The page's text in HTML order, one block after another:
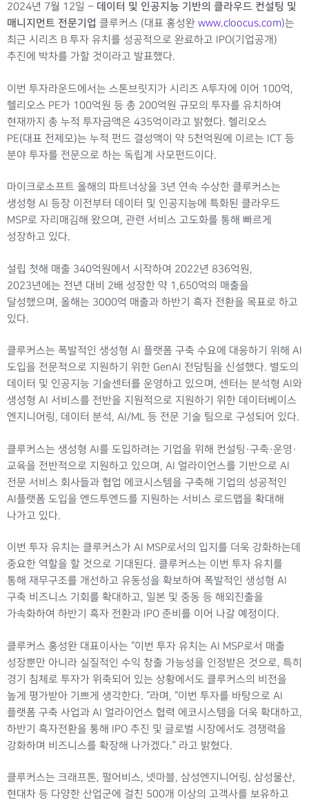
2024년 7월 12일 – 데이터 및 인공지능 기반의 클라우드 컨설팅 및
매니지먼트 전문기업 클루커스 (대표 홍성완 www.cloocus.com)는
최근 시리즈 B 투자 유치를 성공적으로 완료하고 IPO(기업공개)
추진에 박차를 가할 것이라고 발표했다.
이번 투자라운드에서는 스톤브릿지가 시리즈 A투자에 이어 100억,
헬리오스 PE가 100억원 등 총 200억원 규모의 투자를 유치하여
현재까지 총 누적 투자금액은 435억이라고 밝혔다. 헬리오스
PE(대표 전제모)는 누적 펀드 결성액이 약 5천억원에 이르는 ICT 등
분야 투자를 전문으로 하는 독립계 사모펀드이다.
마이크로소프트 올해의 파트너상을 3년 연속 수상한 클루커스는
생성형 AI 등장 이전부터 데이터 및 인공지능에 특화된 클라우드
MSP로 자리매김해 왔으며, 관련 서비스 고도화를 통해 빠르게
성장하고 있다.
설립 첫해 매출 340억원에서 시작하여 2022년 836억원,
2023년에는 전년 대비 2배 성장한 약 1,650억의 매출을
달성했으며, 올해는 3000억 매출과 하반기 흑자 전환을 목표로 하고
있다.
클루커스는 폭발적인 생성형 AI 플랫폼 구축 수요에 대응하기 위해 AI
도입을 전문적으로 지원하기 위한 GenAI 전담팀을 신설했다. 별도의
데이터 및 인공지능 기술센터를 운영하고 있으며, 센터는 분석형 AI와
생성형 AI 서비스를 전반을 지원적으로 지원하기 위한 데이터베이스
엔지니어링, 데이터 분석, AI/ML 등 전문 기술 팀으로 구성되어 있다.
클루커스는 생성형 AI를 도입하려는 기업을 위해 컨설팅·구축·운영·
교육을 전반적으로 지원하고 있으며, AI 얼라이언스를 기반으로 AI
전문 서비스 회사들과 협업 에코시스템을 구축해 기업의 성공적인
AI플랫폼 도입을 엔드투엔드를 지원하는 서비스 로드맵을 확대해
나가고 있다.
이번 투자 유치는 클루커스가 AI MSP로서의 입지를 더욱 강화하는데
중요한 역할을 할 것으로 기대된다. 클루커스는 이번 투자 유치를
통해 재무구조를 개선하고 유동성을 확보하여 폭발적인 생성형 AI
구축 비즈니스 기회를 확대하고, 일본 및 중동 등 해외진출을
가속화하여 하반기 흑자 전환과 IPO 준비를 이어 나갈 예정이다.
클루커스 홍성완 대표이사는 “이번 투자 유치는 AI MSP로서 매출
성장뿐만 아니라 실질적인 수익 창출 가능성을 인정받은 것으로, 특히
경기 침체로 투자가 위축되어 있는 상황에서도 클루커스의 비전을
높게 평가받아 기쁘게 생각한다. “라며, “이번 투자를 바탕으로 AI
플랫폼 구축 사업과 AI 얼라이언스 협력 에코시스템을 더욱 확대하고,
하반기 흑자전환을 통해 IPO 추진 및 글로벌 시장에서도 경쟁력을
강화하며 비즈니스를 확장해 나가겠다.” 라고 밝혔다.
클루커스는 크래프톤, 펄어비스, 넷마블, 삼성엔지니어링, 삼성물산,
현대차 등 다양한 산업군에 걸친 500개 이상의 고객사를 보유하고